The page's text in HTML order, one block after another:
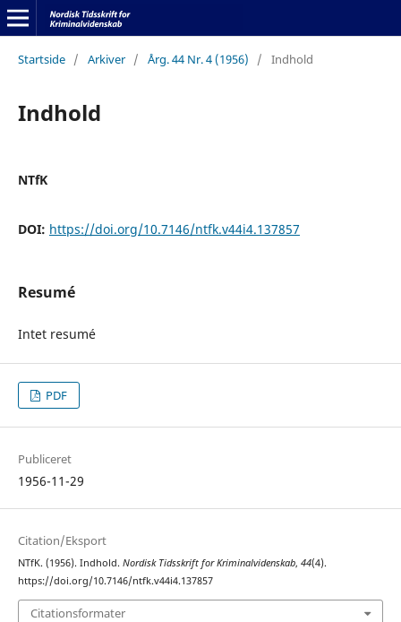
Startside / Arkiver / Årg. 44 Nr. 4 (1956) / Indhold
Indhold
NTfK
DOI: https://doi.org/10.7146/ntfk.v44i4.137857
Resumé
Intet resumé
PDF
Publiceret
1956-11-29
Citation/Eksport
NTfK. (1956). Indhold. Nordisk Tidsskrift for Kriminalvidenskab, 44(4).
https://doi.org/10.7146/ntfk.v44i4.137857
Citationsformater